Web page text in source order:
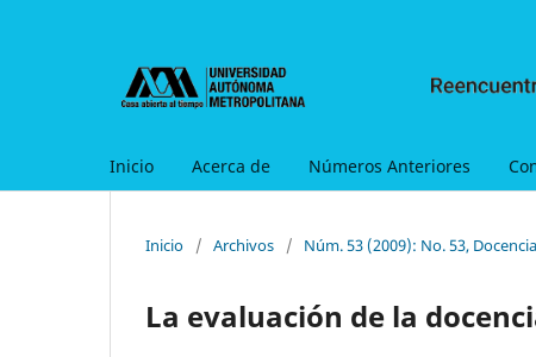
Inicio Acerca de Números Anteriores
Inicio / Archivos / Núm. 53 (2009): No. 53,
La evaluación de la